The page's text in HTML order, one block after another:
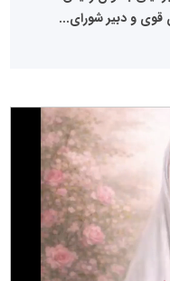
قوی و دبیر شورای...